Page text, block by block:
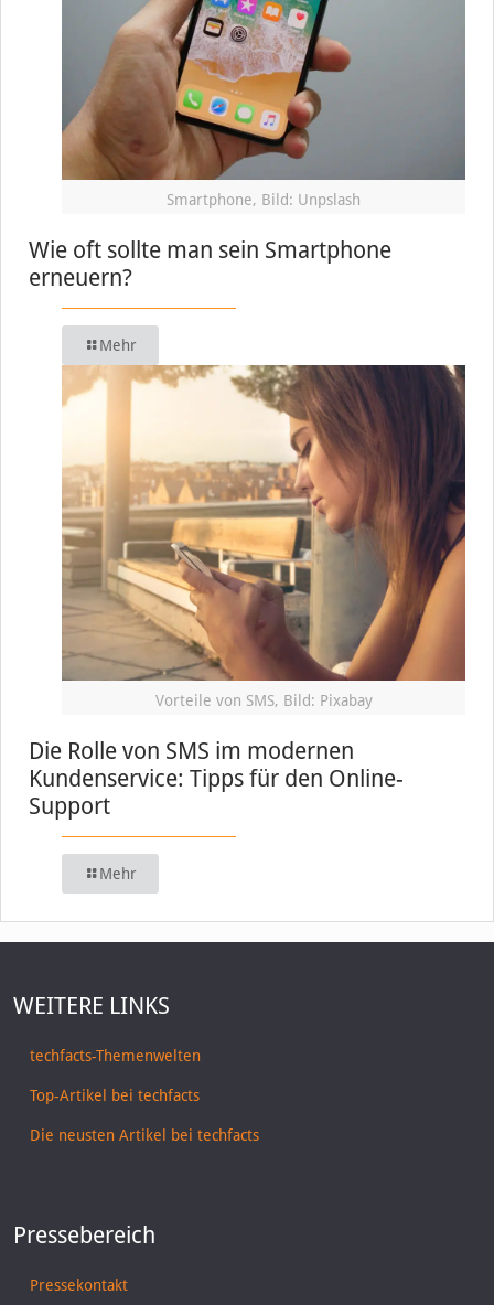
Smartphone, Bild: Unpslash
Wie oft sollte man sein Smartphone
erneuern?
Mehr
Vorteile von SMS, Bild: Pixabay
Die Rolle von SMS im modernen
Kundenservice: Tipps für den Online-
Support
Mehr
WEITERE LINKS
techfacts-Themenwelten
Top-Artikel bei techfacts
Die neusten Artikel bei techfacts
Pressebereich
Pressekontakt